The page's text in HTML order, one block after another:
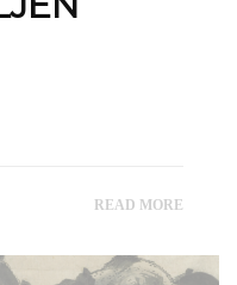
READ MORE